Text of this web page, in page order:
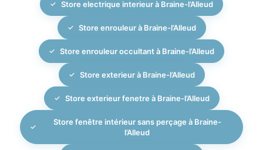
Store electrique interieur à Braine-l’Alleud
Store enrouleur à Braine-l’Alleud
Store enrouleur occultant à Braine-l’Alleud
Store exterieur à Braine-l’Alleud
Store exterieur fenetre à Braine-l’Alleud
Store fenêtre intérieur sans perçage à Braine-
l’Alleud